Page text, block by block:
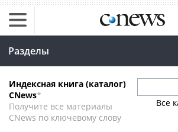
Разделы
Индексная книга (каталог)
CNews*
Получите все материалы
CNews по ключевому слову
Все